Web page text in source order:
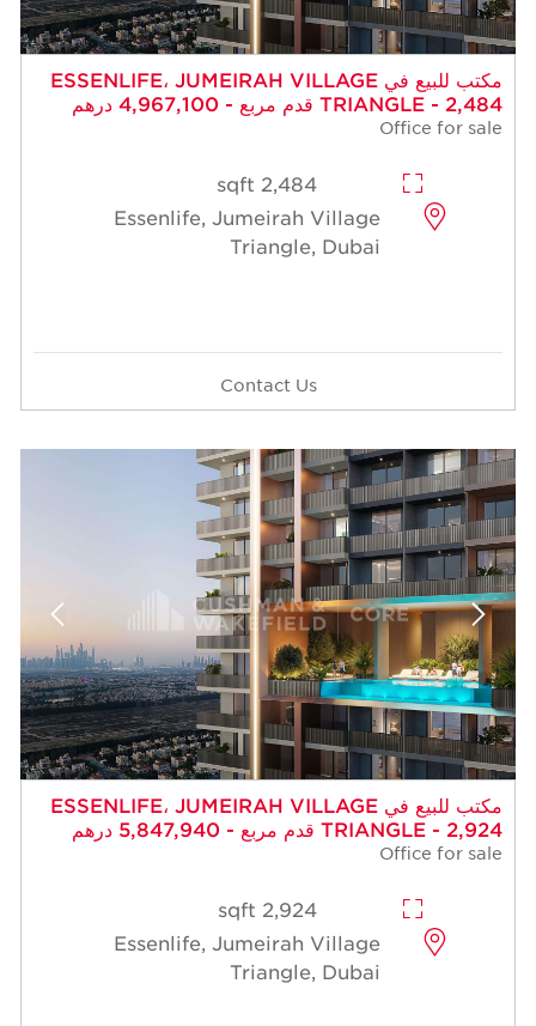
مكتب للبيع في ESSENLIFE، JUMEIRAH VILLAGE
TRIANGLE - 2,484 قدم مربع - 4,967,100 درهم
Office for sale
2,484 sqft
Essenlife, Jumeirah Village
Triangle, Dubai
Contact Us
مكتب للبيع في ESSENLIFE، JUMEIRAH VILLAGE
TRIANGLE - 2,924 قدم مربع - 5,847,940 درهم
Office for sale
2,924 sqft
Essenlife, Jumeirah Village
Triangle, Dubai